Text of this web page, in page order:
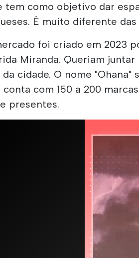
tem como objetivo dar
É muito diferente
foi criado em 2023
Miranda. Queriam
cidade. O nome "Ohana"
conta com 150 a 200
presentes.